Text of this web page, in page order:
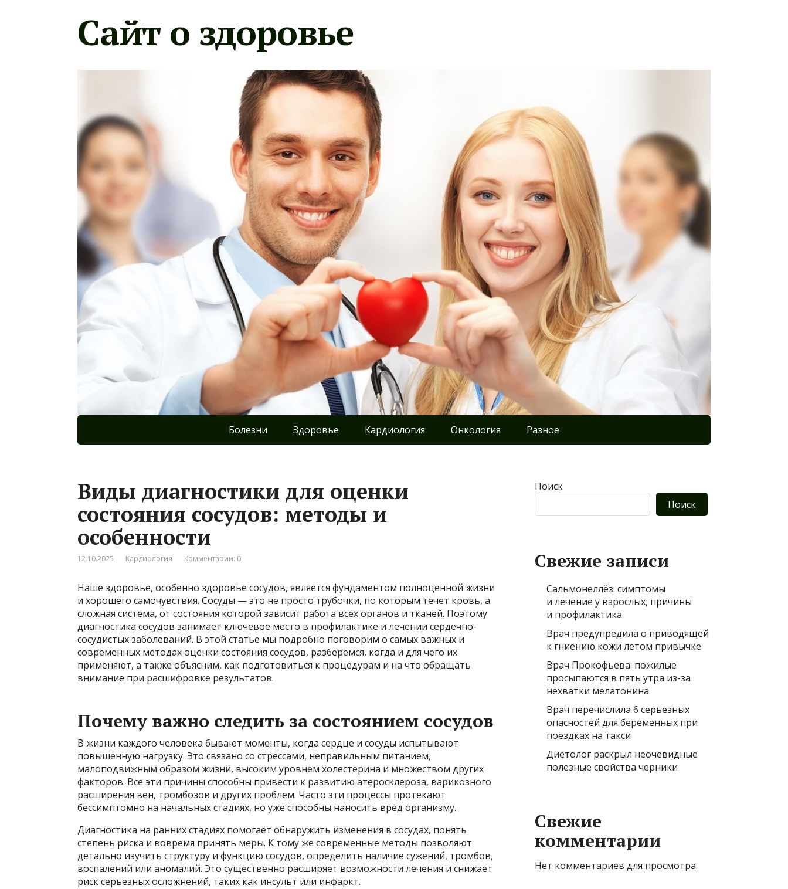
Сайт о здоровье
Болезни Здоровье Кардиология Онкология Разное
Виды диагностики для оценки
состояния сосудов: методы и
особенности
12.10.2025 Кардиология Комментарии: 0
Наше здоровье, особенно здоровье сосудов, является фундаментом полноценной жизни
и хорошего самочувствия. Сосуды — это не просто трубочки, по которым течет кровь, а
сложная система, от состояния которой зависит работа всех органов и тканей. Поэтому
диагностика сосудов занимает ключевое место в профилактике и лечении сердечно-
сосудистых заболеваний. В этой статье мы подробно поговорим о самых важных и
современных методах оценки состояния сосудов, разберемся, когда и для чего их
применяют, а также объясним, как подготовиться к процедурам и на что обращать
внимание при расшифровке результатов.
Почему важно следить за состоянием сосудов
В жизни каждого человека бывают моменты, когда сердце и сосуды испытывают
повышенную нагрузку. Это связано со стрессами, неправильным питанием,
малоподвижным образом жизни, высоким уровнем холестерина и множеством других
факторов. Все эти причины способны привести к развитию атеросклероза, варикозного
расширения вен, тромбозов и других проблем. Часто эти процессы протекают
бессимптомно на начальных стадиях, но уже способны наносить вред организму.
Диагностика на ранних стадиях помогает обнаружить изменения в сосудах, понять
степень риска и вовремя принять меры. К тому же современные методы позволяют
детально изучить структуру и функцию сосудов, определить наличие сужений, тромбов,
воспалений или аномалий. Это существенно расширяет возможности лечения и снижает
риск серьезных осложнений, таких как инсульт или инфаркт.
Поиск
Поиск
Свежие записи
Сальмонеллёз: симптомы
и лечение у взрослых, причины
и профилактика
Врач предупредила о приводящей
к гниению кожи летом привычке
Врач Прокофьева: пожилые
просыпаются в пять утра из-за
нехватки мелатонина
Врач перечислила 6 серьезных
опасностей для беременных при
поездках на такси
Диетолог раскрыл неочевидные
полезные свойства черники
Свежие
комментарии
Нет комментариев для просмотра.